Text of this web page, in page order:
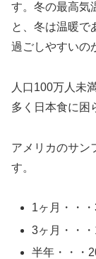
す。冬の最高
と、冬は温暖で
過ごしやすいの
人口100万人未
多く日本食に困
アメリカのサン
す。
1ヶ月・・
3ヶ月・・
半年・・・